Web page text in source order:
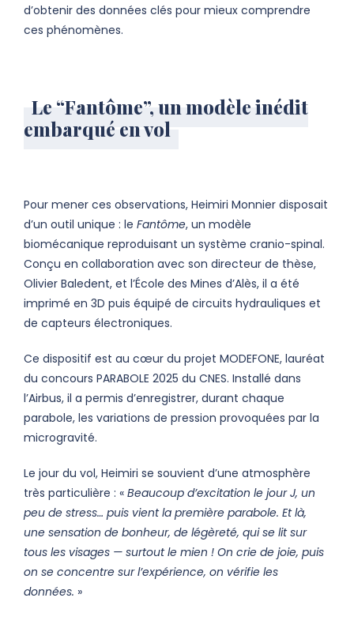
d’obtenir des données clés pour mieux comprendre
ces phénomènes.
Le “Fantôme”, un modèle inédit
embarqué en vol
Pour mener ces observations, Heimiri Monnier disposait
d’un outil unique : le Fantôme, un modèle
biomécanique reproduisant un système cranio-spinal.
Conçu en collaboration avec son directeur de thèse,
Olivier Baledent, et l’École des Mines d’Alès, il a été
imprimé en 3D puis équipé de circuits hydrauliques et
de capteurs électroniques.
Ce dispositif est au cœur du projet MODEFONE, lauréat
du concours PARABOLE 2025 du CNES. Installé dans
l’Airbus, il a permis d’enregistrer, durant chaque
parabole, les variations de pression provoquées par la
microgravité.
Le jour du vol, Heimiri se souvient d’une atmosphère
très particulière : « Beaucoup d’excitation le jour J, un
peu de stress… puis vient la première parabole. Et là,
une sensation de bonheur, de légèreté, qui se lit sur
tous les visages — surtout le mien ! On crie de joie, puis
on se concentre sur l’expérience, on vérifie les
données. »